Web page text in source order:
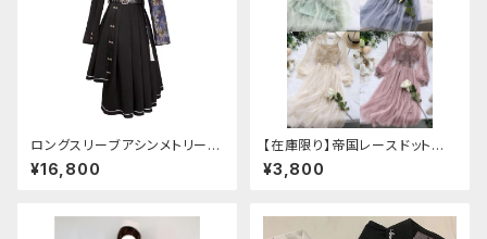
ロングスリーブアシンメトリーチ
ャイナドレス
¥16,800
【在庫限り】帝国レースドットワ
ンピース
¥3,800